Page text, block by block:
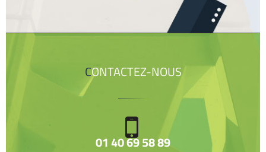
CONTACTEZ-NOUS
01 40 69 58 89